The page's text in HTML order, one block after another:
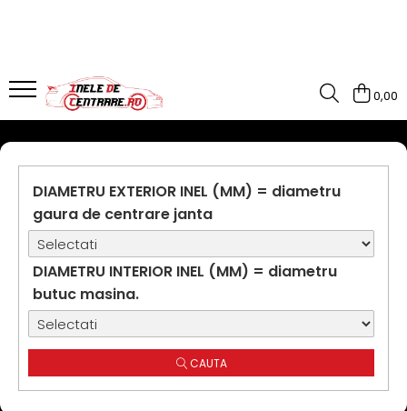
0,00
DIAMETRU EXTERIOR INEL (MM) = diametru
gaura de centrare janta
DIAMETRU INTERIOR INEL (MM) = diametru
butuc masina.
CAUTA